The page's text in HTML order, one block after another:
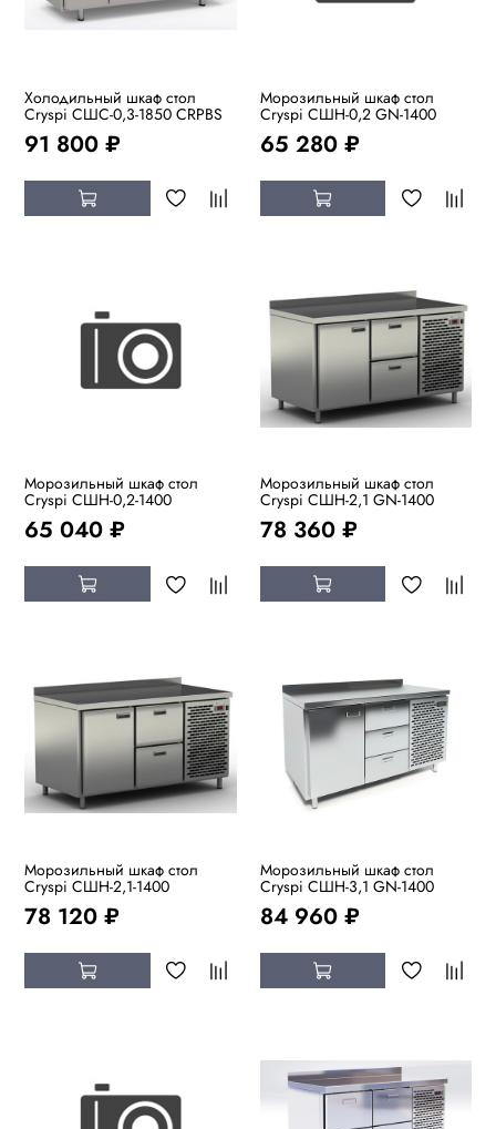
Холодильный шкаф стол
Cryspi СШC-0,3-1850 CRPBS
91 800 ₽
Морозильный шкаф стол
Cryspi СШН-0,2 GN-1400
65 280 ₽
Морозильный шкаф стол
Cryspi СШН-0,2-1400
65 040 ₽
Морозильный шкаф стол
Cryspi СШН-2,1 GN-1400
78 360 ₽
Морозильный шкаф стол
Cryspi СШН-2,1-1400
78 120 ₽
Морозильный шкаф стол
Cryspi СШН-3,1 GN-1400
84 960 ₽